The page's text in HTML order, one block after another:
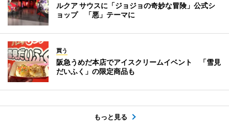
ルクア サウスに「ジョジョの奇妙な冒険」公式シ
ョップ 「悪」テーマに
買う
阪急うめだ本店でアイスクリームイベント 「雪見
だいふく」の限定商品も
もっと見る